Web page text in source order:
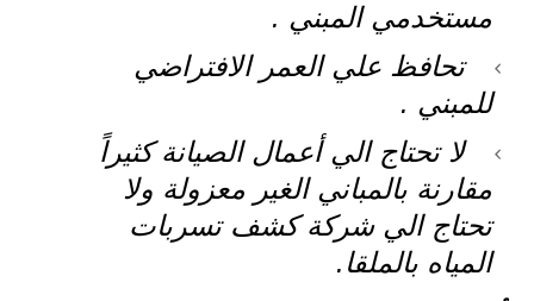
مستخدمي المبني .
تحافظ علي العمر الافتراضي
للمبني .
لا تحتاج الي أعمال الصيانة كثيراً
مقارنة بالمباني الغير معزولة ولا
تحتاج الي شركة كشف تسربات
المياه بالملقا.